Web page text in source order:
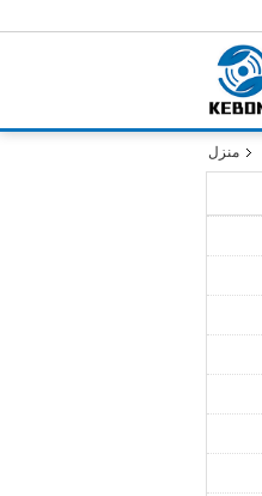
منزل